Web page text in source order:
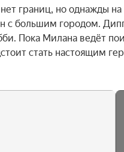
границ, но однажды на
с большим городом.
Пока Милана ведёт
стать настоящим